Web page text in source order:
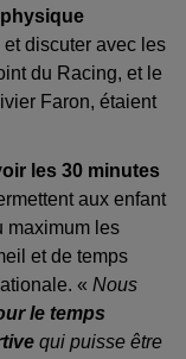
et discuter avec les
du Racing, et le
Faron, étaient
les 30 minutes
aux enfant
maximum les
et de temps
« Nous
le temps
qui puisse être